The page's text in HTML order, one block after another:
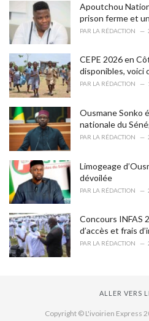
r
e
:
Apoutchou
prison ferme et
PAR LA RÉDACTION
CEPE 2026 en
disponibles, voici
PAR LA RÉDACTION
Ousmane Sonko
nationale du
PAR LA RÉDACTION
Limogeage
dévoilée
PAR LA RÉDACTION
Concours INFAS
d’accès et frais
PAR LA RÉDACTION
ALLER VERS
Copyright © L'ivoirien Express